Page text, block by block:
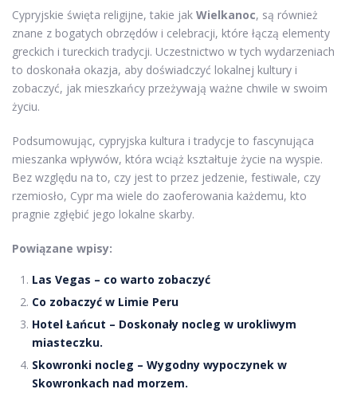
Cypryjskie święta religijne, takie jak Wielkanoc, są również
znane z bogatych obrzędów i celebracji, które łączą elementy
greckich i tureckich tradycji. Uczestnictwo w tych wydarzeniach
to doskonała okazja, aby doświadczyć lokalnej kultury i
zobaczyć, jak mieszkańcy przeżywają ważne chwile w swoim
życiu.
Podsumowując, cypryjska kultura i tradycje to fascynująca
mieszanka wpływów, która wciąż kształtuje życie na wyspie.
Bez względu na to, czy jest to przez jedzenie, festiwale, czy
rzemiosło, Cypr ma wiele do zaoferowania każdemu, kto
pragnie zgłębić jego lokalne skarby.
Powiązane wpisy:
Las Vegas – co warto zobaczyć
Co zobaczyć w Limie Peru
Hotel Łańcut – Doskonały nocleg w urokliwym
miasteczku.
Skowronki nocleg – Wygodny wypoczynek w
Skowronkach nad morzem.